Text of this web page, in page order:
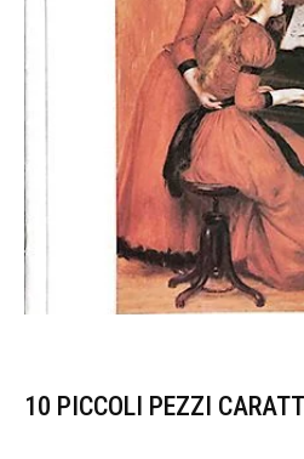
10 PICCOLI PEZZI